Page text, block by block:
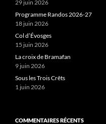
29 juin 2026
Programme Randos 2026-27
18 juin 2026
Col d’Évosges
15 juin 2026
La croix de Bramafan
9 juin 2026
Sous les Trois Crêts
1 juin 2026
COMMENTAIRES RÉCENTS